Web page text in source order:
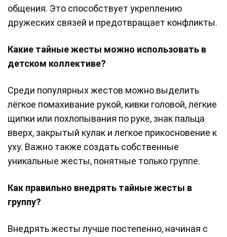
общения. Это способствует укреплению
дружеских связей и предотвращает конфликты.
Какие тайные жесты можно использовать в
детском коллективе?
Среди популярных жестов можно выделить
лёгкое помахивание рукой, кивки головой, лёгкие
щипки или похлопывания по руке, знак пальца
вверх, закрытый кулак и легкое прикосновение к
уху. Важно также создать собственные
уникальные жесты, понятные только группе.
Как правильно внедрять тайные жесты в
группу?
Внедрять жесты лучше постепенно, начиная с